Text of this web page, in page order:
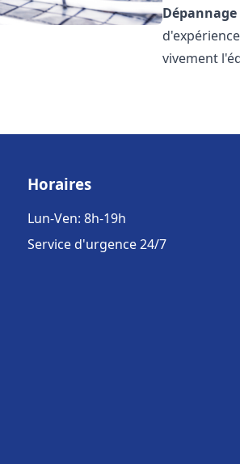
vivement
Horaires
Lun-Ven: 8h-19h
Service d'urgence 24/7